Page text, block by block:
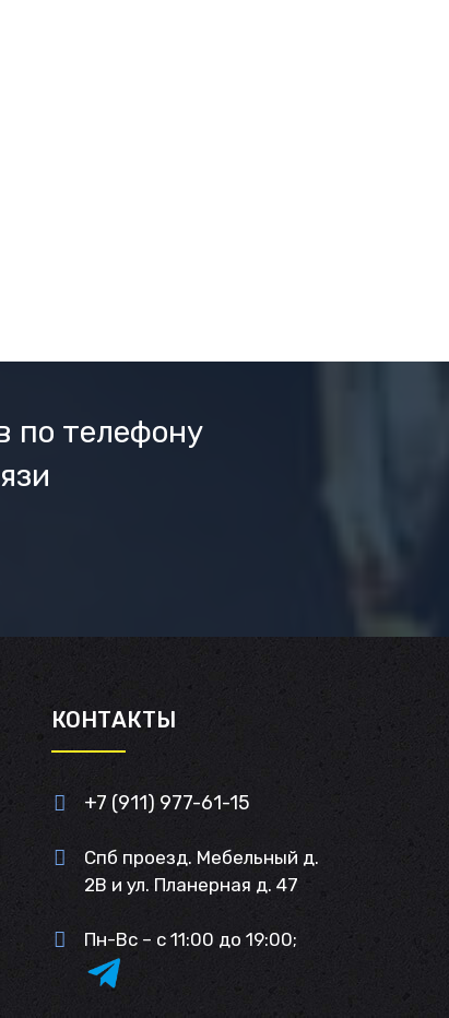
по телефону
КОНТАКТЫ
+7 (911) 977-61-15
Спб проезд. Мебельный д.
2В и ул. Планерная д. 47
Пн-Вс – с 11:00 до 19:00;